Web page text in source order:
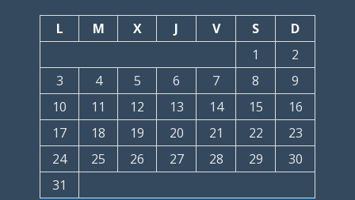
L M X J V S
D
1
2
3
4 5 6 7 8
9
10
11 12 13 14 15
16
17
18 19 20 21 22
23
24
25 26 27 28 29
30
31